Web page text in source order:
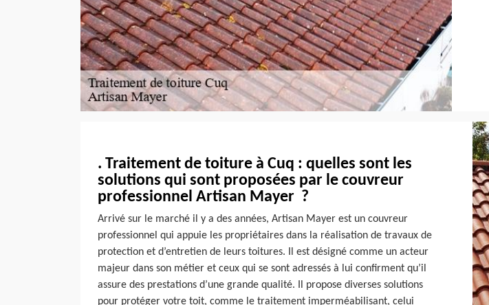
. Traitement de toiture à Cuq : quelles sont les
solutions qui sont proposées par le couvreur
professionnel Artisan Mayer ?
Arrivé sur le marché il y a des années, Artisan Mayer est un couvreur
professionnel qui appuie les propriétaires dans la réalisation de travaux de
protection et d’entretien de leurs toitures. Il est désigné comme un acteur
majeur dans son métier et ceux qui se sont adressés à lui confirment qu’il
assure des prestations d’une grande qualité. Il propose diverses solutions
pour protéger votre toit, comme le traitement imperméabilisant, celui